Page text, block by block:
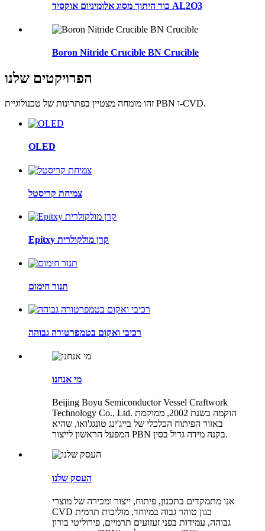
כור היתוך מסוג אלומיניום אוקסיד AL2O3
Boron Nitride Crucible BN Crucible
הפרויקטים שלנו
זהו מומחה מצטיין בפתרונות של טכנולוגיית PBN ו-CVD.
OLED
צמיחת קריסטל
Epitxy קרן מולקולרית
תנור חימום
רכיבי ואקום בטמפרטורה גבוהה
מי אנחנו
Beijing Boyu Semiconductor Vessel Craftwork
Technology Co., Ltd. הוקמה בשנת 2002, ממוקמת
באזור הפיתוח הכלכלי של בייג'ינג טונגג'ואו, שהיא
המפעל הראשון לייצור PBN בקנה מידה גדול בסין.
העסק שלנו
אנו מתמקדים בתכנון, פיתוח, ייצור ומכירה של מוצרי
CVD כגון טוהר גבוה במיוחד, מוליכות תרמית
גבוהה, עמידות בפני זעזועים תרמיים, פירוליטי בורון